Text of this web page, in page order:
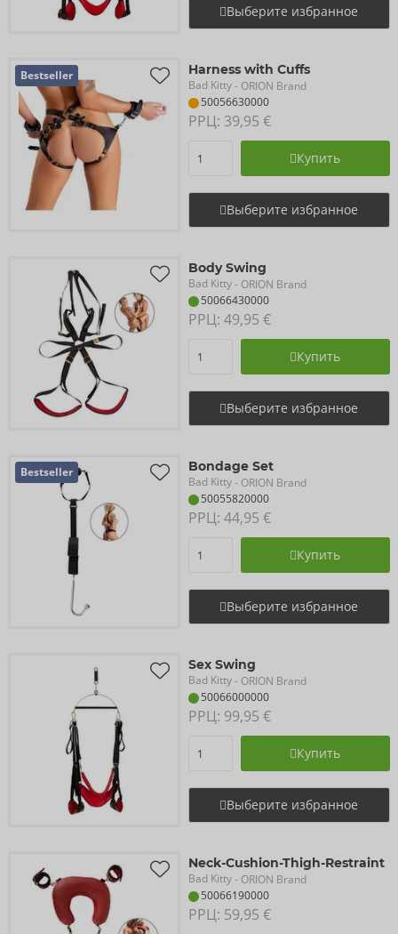
Выберите избранное
Bestseller Harness with Cuffs
Bad Kitty- ORION Brand
50056630000
РРЦ: 39,95 €
Купить
Выберите избранное
Body Swing
Bad Kitty- ORION Brand
50066430000
РРЦ: 49,95 €
Купить
Выберите избранное
Bestseller Bondage Set
Bad Kitty- ORION Brand
50055820000
РРЦ: 44,95 €
Купить
Выберите избранное
Sex Swing
Bad Kitty- ORION Brand
50066000000
РРЦ: 99,95 €
Купить
Выберите избранное
Neck-Cushion-Thigh-Restraint
Bad Kitty- ORION Brand
50066190000
РРЦ: 59,95 €